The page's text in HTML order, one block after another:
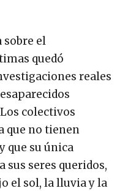
sobre el
quedó
reales
colectivos
que no tienen
que su única
seres queridos,
el sol, la lluvia y la